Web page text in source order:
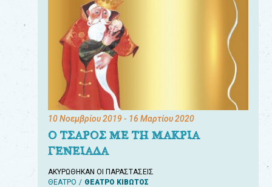
10 Νοεμβρίου 2019- 16 Μαρτίου 2020
Ο ΤΣΑΡΟΣ ΜΕ ΤΗ ΜΑΚΡΙΑ
ΓΕΝΕΙΑΔΑ
ΑΚΥΡΩΘΗΚΑΝ ΟΙ ΠΑΡΑΣΤΑΣΕΙΣ
ΘΕΑΤΡΟ
ΘΕΑΤΡΟ ΚΙΒΩΤΟΣ